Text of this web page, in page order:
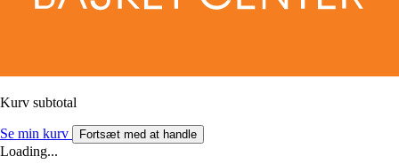
Kurv subtotal
Se min kurv Fortsæt med at handle
Loading...